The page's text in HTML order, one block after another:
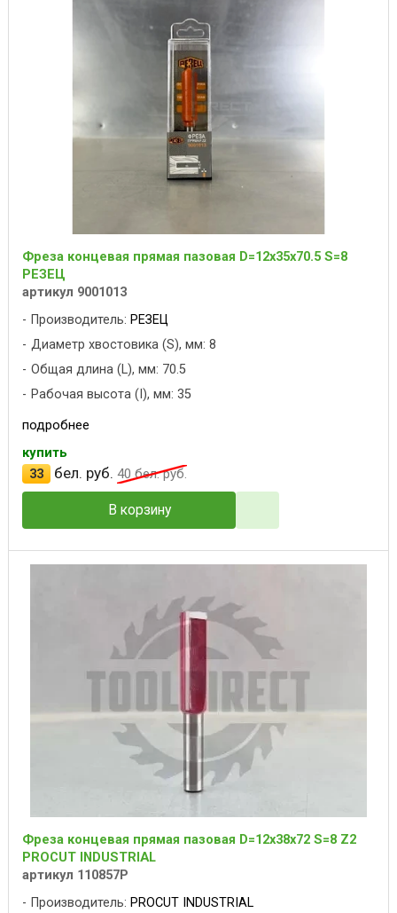
Фреза концевая прямая пазовая D=12x35x70.5 S=8
РЕЗЕЦ
артикул 9001013
Производитель: РЕЗЕЦ
Диаметр хвостовика (S), мм: 8
Общая длина (L), мм: 70.5
Рабочая высота (I), мм: 35
подробнее
купить
33
бел. руб. 40бел. руб.
В корзину
Фреза концевая прямая пазовая D=12x38x72 S=8 Z2
PROCUT INDUSTRIAL
артикул 110857P
Производитель: PROCUT INDUSTRIAL